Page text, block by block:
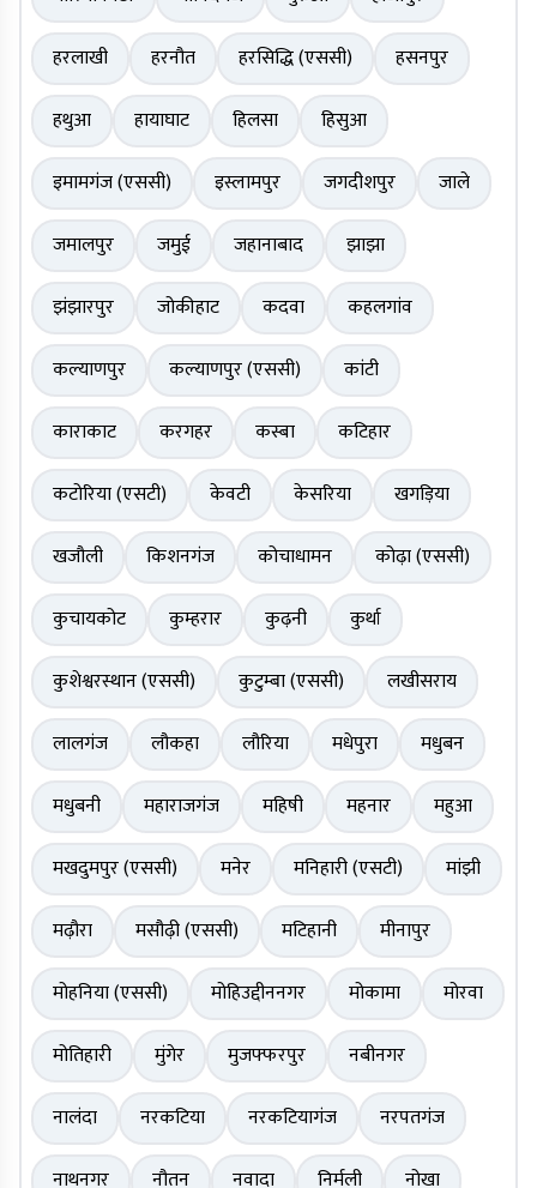
हरलाखी
हरनौत हरसिद्धि (एससी)
हसनपुर
हथुआ
हायाघाट हिलसा
हिसुआ
इमामगंज (एससी)
इस्लामपुर जगदीशपुर
जाले
जमालपुर
जमुई जहानाबाद
झाझा
झंझारपुर
जोकीहाट कदवा
कहलगांव
कल्याणपुर
कल्याणपुर (एससी)
कांटी
काराकाट
करगहर कस्बा
कटिहार
कटोरिया (एसटी)
केवटी केसरिया
खगड़िया
खजौली
किशनगंज कोचाधामन
कोढ़ा (एससी)
कुचायकोट
कुम्हरार कुढ़नी
कुर्था
कुशेश्वरस्थान (एससी)
कुटुम्बा (एससी)
लखीसराय
लालगंज
लौकहा लौरिया मधेपुरा
मधुबन
मधुबनी
महाराजगंज महिषी महनार
महुआ
मखदुमपुर (एससी)
मनेर मनिहारी (एसटी)
मांझी
मढ़ौरा
मसौढ़ी (एससी) मटिहानी
मीनापुर
मोहनिया (एससी)
मोहिउद्दीननगर मोकामा
मोरवा
मोतिहारी
मुंगेर मुजफ्फरपुर
नबीनगर
नालंदा
नरकटिया नरकटियागंज
नरपतगंज
नाथनगर
नौतन नवादा निर्मली नोखा